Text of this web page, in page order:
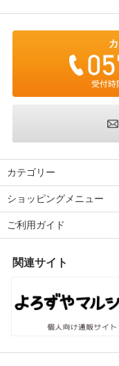
カテゴリー
ショッピングメニュー
ご利用ガイド
関連サイト